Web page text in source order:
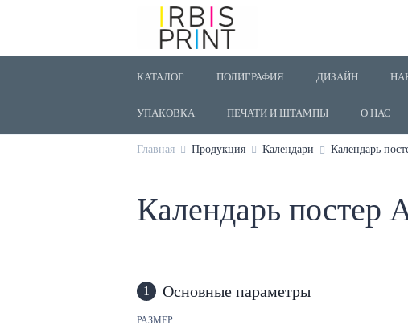
КАТАЛОГ ПОЛИГРАФИЯ ДИЗАЙН
УПАКОВКА ПЕЧАТИ И ШТАМПЫ О НАС
Главная Продукция Календари Календарь
Календарь постер
1 Основные параметры
РАЗМЕР